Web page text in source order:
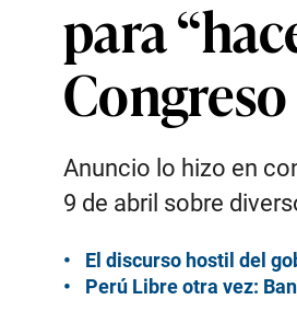
para
Congreso
Anuncio lo hizo en
9 de abril sobre
El discurso hostil del
Perú Libre otra vez: